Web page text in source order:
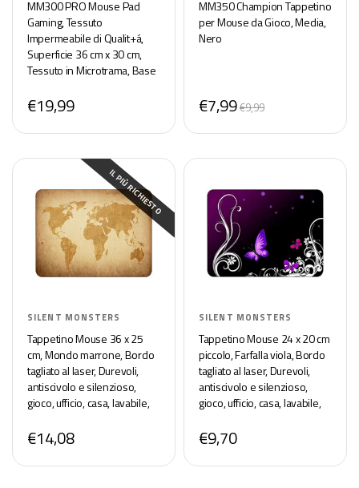
MM300 PRO Mouse Pad
Gaming, Tessuto
Impermeabile di Qualit+á,
Superficie 36 cm x 30 cm,
Tessuto in Microtrama, Base
mm, Base Gomma
Antiscivolo, Medio, Grigio
€19,99
MM350 Champion Tappetino
per Mouse da Gioco, Media,
Nero
€7,99€9,99
SILENT MONSTERS
Tappetino Mouse 36 x 25
cm, Mondo marrone, Bordo
tagliato al laser, Durevoli,
antiscivolo e silenzioso,
gioco, ufficio, casa, lavabile,
Gaming Mousepad
€14,08
IL PIÙ RICHIESTO
SILENT MONSTERS
Tappetino Mouse 24 x 20 cm
piccolo, Farfalla viola, Bordo
tagliato al laser, Durevoli,
antiscivolo e silenzioso,
gioco, ufficio, casa, lavabile,
Gaming Mousepad
€9,70